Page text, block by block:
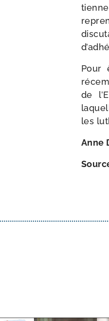
Pour
de
les
Anne